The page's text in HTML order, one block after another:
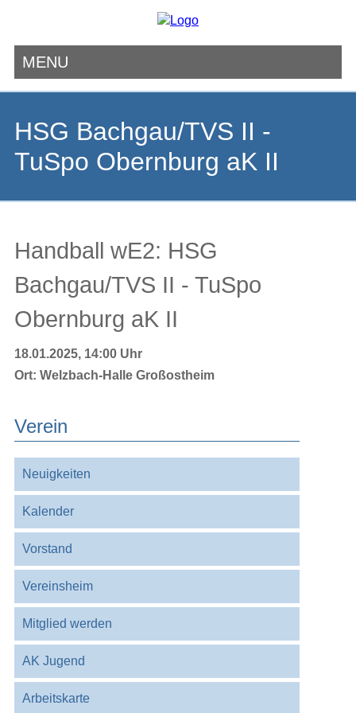
MENU
HSG Bachgau/TVS II -
TuSpo Obernburg aK II
Handball wE2: HSG
Bachgau/TVS II - TuSpo
Obernburg aK II
18.01.2025, 14:00 Uhr
Ort: Welzbach-Halle Großostheim
Verein
überspringen
Neuigkeiten
Kalender
Vorstand
Vereinsheim
Mitglied werden
AK Jugend
Arbeitskarte